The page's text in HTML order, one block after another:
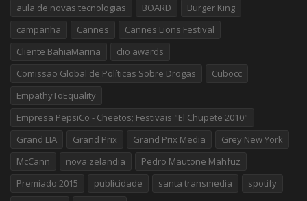
aula de novas tecnologias
BOARD
Burger King
campanha
Cannes
Cannes Lions Festival
Cliente BahiaMarina
clio awards
Comissão Global de Políticas Sobre Drogas
Cubocc
EmpathyToEquality
Empresa PepsiCo - Cheetos; Festivais "El Chupete 2010"
Grand LIA
Grand Prix Grand Prix Media
Grey New York
McCann
nova zelandia
Pedro Mautone Mahfuz
Premiado 2015
publicidade santa transmedia
spotify